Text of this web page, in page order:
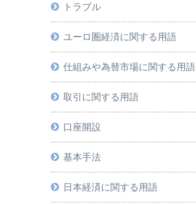
トラブル
ユーロ圏経済に関する用語
仕組みや為替市場に関する用語
取引に関する用語
口座開設
基本手法
日本経済に関する用語